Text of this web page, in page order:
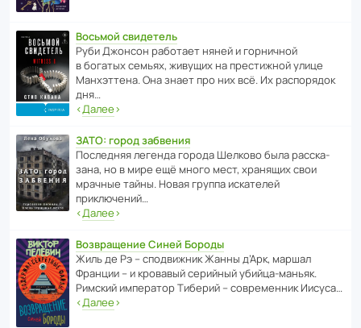
Восьмой свидетель
Руби Джонсон рабо­тает няней и горни­чной
в богатых семьях, живущих на прес­ти­жной улице
Манх­эт­тена. Она знает про них всё. Их распо­рядок
дня…
‹Далее›
ЗАТО: город забвения
После­дняя легенда города Шелково была расска­
зана, но в мире ещё много мест, хранящих свои
мрачные тайны. Новая группа иска­телей
приключений…
‹Далее›
Возвращение Синей Бороды
Жиль де Рэ – спод­ви­жник Жанны д’Арк, маршал
Франции – и кровавый серийный убийца-маньяк.
Римский импе­ратор Тиберий – совре­менник Иисуса…
‹Далее›